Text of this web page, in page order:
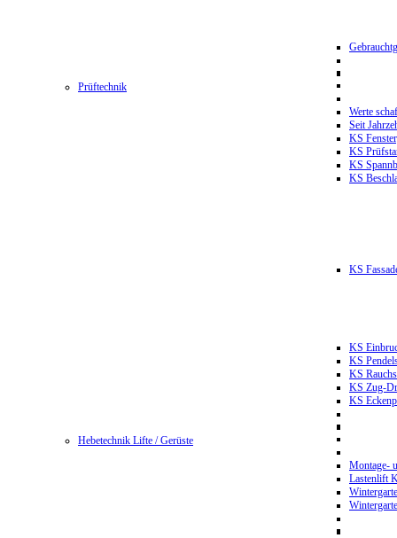
Prüftechnik
Werte
Seit
KS
KS
KS
KS
KS
KS
KS
KS
KS Zug-
KS
Hebetechnik Lifte / Gerüste
Montage-
Lastenlift